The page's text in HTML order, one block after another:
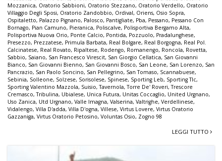
Mozzanica, Oratorio Sabbioni, Oratorio Stezzano, Oratorio Verdello, Oratorio
Villaggio Degli Sposi, Oratorio Zandobbio, Ordival, Oriens, Osio Sopra,
Ospitaletto, Palazzo Pignano, Palosco, Pantigliate, Pba, Pessano, Pessano Con
Bornago, Pian Camuno, Pieranica, Poliscalve, Polisportiva Bergamo Alta,
Polisportiva Nuova Orio, Ponte Calcio, Pontida, Pozzuolo, Pradalunghese,
Presezzo, Prezzatese, Primula Barbata, Real Bolgare, Real Borgogna, Real Pol.
Calcinatese, Real Rovato, Ripaltese, Rodengo, Romanengo, Roncola, Rovetta,
Sabbio, Saiano, San Francesco Virescit, San Giorgio Cellatica, San Giovanni
Bianco, San Giovanni Bienno, San Giovanni Bosco, San Leone, San Lorenzo, San
Pancrazio, San Paolo Soncino, San Pellegrino, San Tomaso, Scannabuese,
Sebinia, Solleone, Solzese, Sorisolese, Spinese, Sporting Leb, Sporting Tlc,
Sporting Valentino Mazzola, Suisio,Tavernola,Torre De' Roveri,Trescore
Cremasco,Tribulina, Ubialese, Unica Futura, Unitas Coccaglio, United Urgnano,
Uso Zanica, Utd Urgnano, Valle Imagna, Valserina, Valtrighe, Verdellinese,
Vidalengo, Villa D'adda, Villa D'ogna, Villese, Virtus Lovere, Virtus Oratorio
Gazzaniga, Virtus Oratorio Petosino, Voluntas Osio, Zogno 98
LEGGI TUTTO